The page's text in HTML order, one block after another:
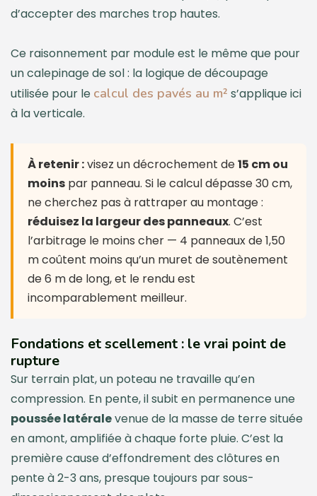
d’accepter des marches trop hautes.
Ce raisonnement par module est le même que pour
un calepinage de sol : la logique de découpage
utilisée pour le calcul des pavés au m² s’applique ici
à la verticale.
À retenir :visez un décrochement de15 cm ou
moins par panneau. Si le calcul dépasse 30 cm,
ne cherchez pas à rattraper au montage :
réduisez la largeur des panneaux. C’est
l’arbitrage le moins cher — 4 panneaux de 1,50
m coûtent moins qu’un muret de soutènement
de 6 m de long, et le rendu est
incomparablement meilleur.
Fondations et scellement : le vrai point de
rupture
Sur terrain plat, un poteau ne travaille qu’en
compression. En pente, il subit en permanence une
poussée latéralevenue de la masse de terre située
en amont, amplifiée à chaque forte pluie. C’est la
première cause d’effondrement des clôtures en
pente à 2-3 ans, presque toujours par sous-